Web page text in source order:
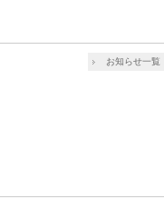
お知らせ一覧